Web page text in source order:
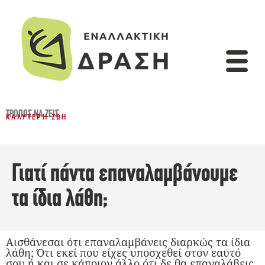
ΤΡΌΠΟΣ ΝΑ ΖΕΙΣ
ΚΑΛΎΤΕΡΗ ΖΩΉ
Γιατί πάντα επαναλαμβάνουμε
τα ίδια λάθη;
Αισθάνεσαι ότι επαναλαμβάνεις διαρκώς τα ίδια
λάθη; Ότι εκεί που είχες υποσχεθεί στον εαυτό